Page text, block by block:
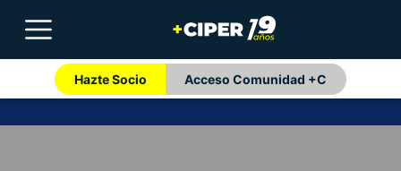
Hazte Socio Acceso Comunidad +C